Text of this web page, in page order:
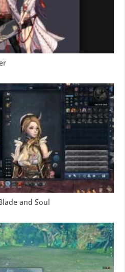
and Soul